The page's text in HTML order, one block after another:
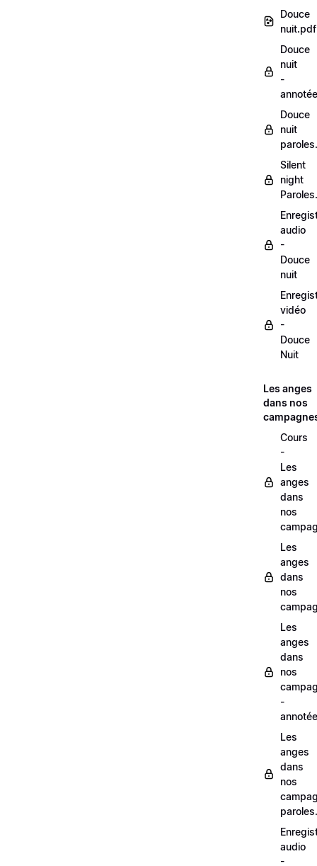
Douce
nuit.pdf
Douce
nuit
-
Douce
nuit
Silent
night
audio
-
Douce
nuit
vidéo
-
Douce
Nuit
Les anges
dans nos
Cours
-
Les
anges
dans
nos
Les
anges
dans
nos
Les
anges
dans
nos
-
Les
anges
dans
nos
audio
-